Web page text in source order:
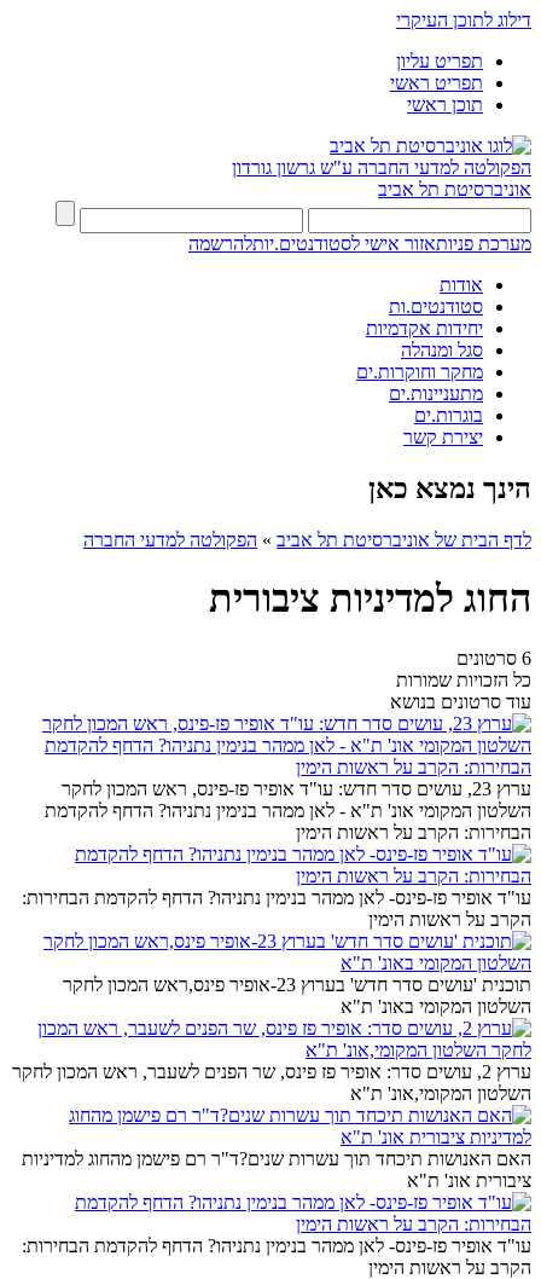
דילוג לתוכן העיקרי
תפריט עליון
תפריט ראשי
תוכן ראשי
הפקולטה למדעי החברה ע"ש גרשון גורדון
אוניברסיטת תל אביב
מערכת פניותאזור אישי לסטודנטים.יותלהרשמה
אודות
סטודנטים.ות
יחידות אקדמיות
סגל ומנהלה
מחקר וחוקרות.ים
מתעניינות.ים
בוגרות.ים
יצירת קשר
הינך נמצא כאן
לדף הבית של אוניברסיטת תל אביב » הפקולטה למדעי החברה
החוג למדיניות ציבורית
6 סרטונים
כל הזכויות שמורות
עוד סרטונים בנושא
ערוץ 23, עושים סדר חדש: עו"ד אופיר פז-פינס, ראש המכון לחקר
השלטון המקומי אונ' ת"א - לאן ממהר בנימין נתניהו? הדחף להקדמת
הבחירות: הקרב על ראשות הימין
עו"ד אופיר פז-פינס- לאן ממהר בנימין נתניהו? הדחף להקדמת הבחירות:
הקרב על ראשות הימין
תוכנית 'עושים סדר חדש' בערוץ 23-אופיר פינס,ראש המכון לחקר
השלטון המקומי באונ' ת"א
ערוץ 2, עושים סדר: אופיר פז פינס, שר הפנים לשעבר, ראש המכון לחקר
השלטון המקומי,אונ' ת"א
האם האנושות תיכחד תוך עשרות שנים?ד"ר רם פישמן מהחוג למדיניות
ציבורית אונ' ת"א
עו"ד אופיר פז-פינס- לאן ממהר בנימין נתניהו? הדחף להקדמת הבחירות:
הקרב על ראשות הימין